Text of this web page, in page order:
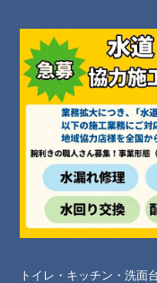
トイレ・キッチン・洗面